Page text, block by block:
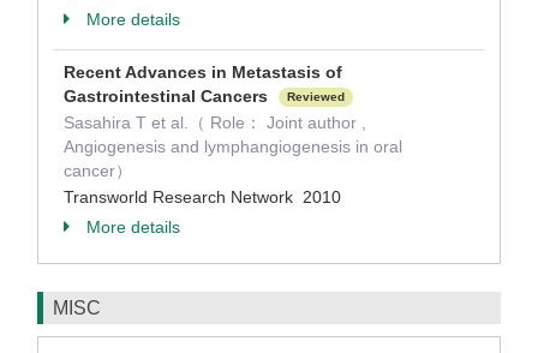
More details
Recent Advances in Metastasis of
Gastrointestinal Cancers
Reviewed
Sasahira T et al.（ Role： Joint author ,
Angiogenesis and lymphangiogenesis in oral
cancer）
Transworld Research Network 2010
More details
MISC